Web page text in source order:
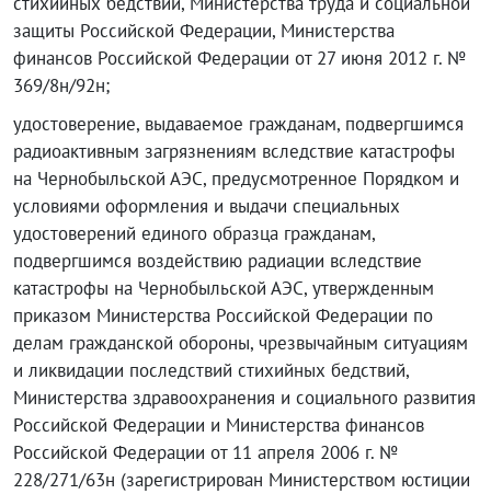
защиты Российской Федерации, Министерства
финансов Российской Федерации от 27 июня 2012 г. №
369/8н/92н;
удостоверение, выдаваемое гражданам, подвергшимся
радиоактивным загрязнениям вследствие катастрофы
на Чернобыльской АЭС, предусмотренное Порядком и
условиями оформления и выдачи специальных
удостоверений единого образца гражданам,
подвергшимся воздействию радиации вследствие
катастрофы на Чернобыльской АЭС, утвержденным
приказом Министерства Российской Федерации по
делам гражданской обороны, чрезвычайным ситуациям
и ликвидации последствий стихийных бедствий,
Министерства здравоохранения и социального развития
Российской Федерации и Министерства финансов
Российской Федерации от 11 апреля 2006 г. №
228/271/63н (зарегистрирован Министерством юстиции